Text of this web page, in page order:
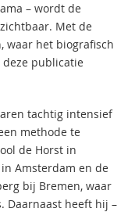
– wordt de
Met de
waar het biografisch
publicatie
tachtig intensief
methode te
de Horst in
Amsterdam en de
bij Bremen, waar
Daarnaast heeft hij –